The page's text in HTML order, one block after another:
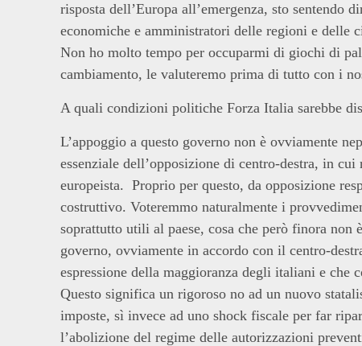
risposta dell’Europa all’emergenza, sto sentendo
economiche e amministratori delle regioni e delle
Non ho molto tempo per occuparmi di giochi di
cambiamento, le valuteremo prima di tutto con i
A quali condizioni politiche Forza Italia sarebbe
L’appoggio a questo governo non è ovviamente
essenziale dell’opposizione di centro-destra, in
europeista. Proprio per questo, da opposizione
costruttivo. Voteremmo naturalmente i
soprattutto utili al paese, cosa che però finora
governo, ovviamente in accordo con il centro-
espressione della maggioranza degli italiani e che
Questo significa un rigoroso no ad un nuovo
imposte, sì invece ad uno shock fiscale per far
l’abolizione del regime delle autorizzazioni